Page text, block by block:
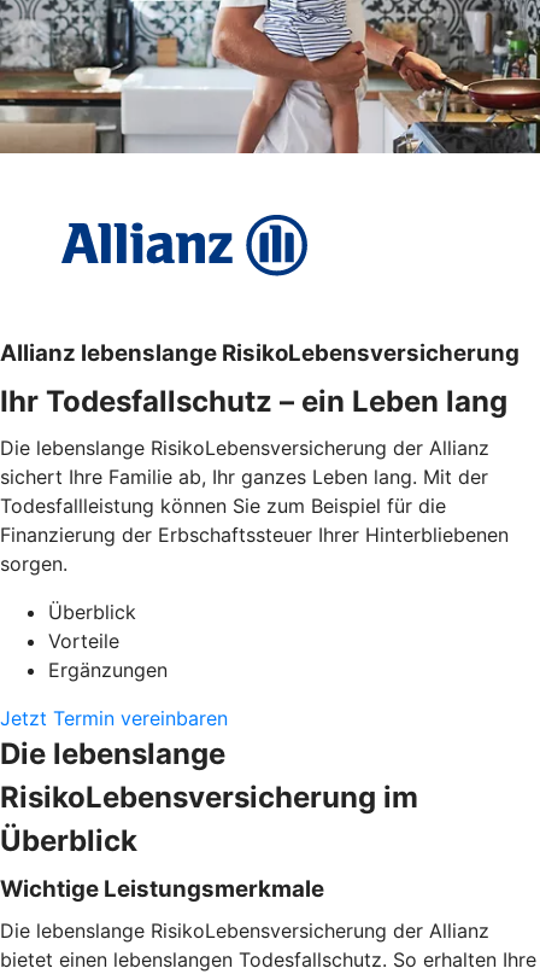
Allianz lebenslange RisikoLebensversicherung
Ihr Todesfallschutz – ein Leben lang
Die lebenslange RisikoLebensversicherung der Allianz
sichert Ihre Familie ab, Ihr ganzes Leben lang. Mit der
Todesfallleistung können Sie zum Beispiel für die
Finanzierung der Erbschaftssteuer Ihrer Hinterbliebenen
sorgen.
Überblick
Vorteile
Ergänzungen
Jetzt Termin vereinbaren
Die lebenslange
RisikoLebensversicherung im
Überblick
Wichtige Leistungsmerkmale
Die lebenslange RisikoLebensversicherung der Allianz
bietet einen lebenslangen Todesfallschutz. So erhalten Ihre